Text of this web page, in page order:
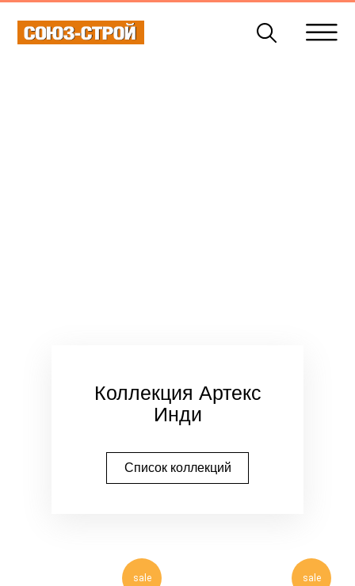
Коллекция Артекс
Инди
Список коллекций
sale sale